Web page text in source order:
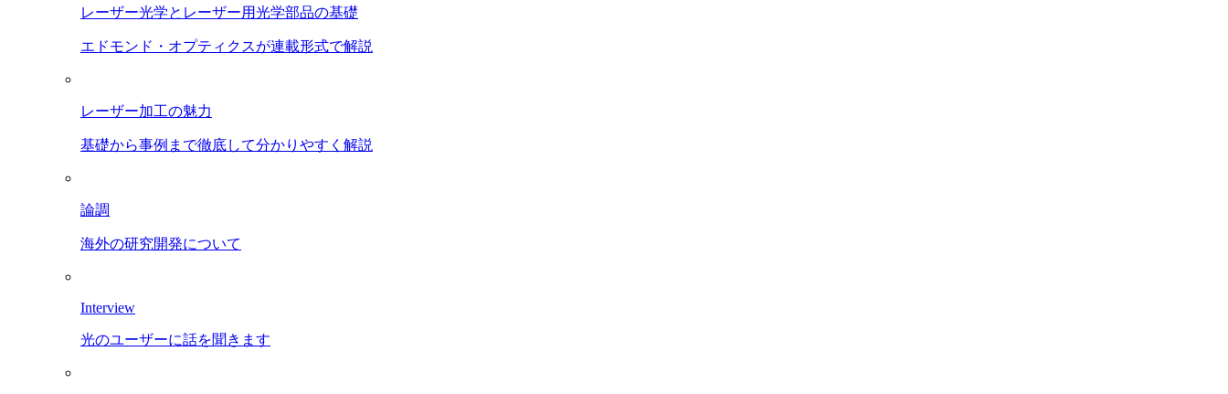
レーザー光学とレーザー用光学部品の基礎
エドモンド・オプティクスが連載形式で解説
レーザー加工の魅力
基礎から事例まで徹底して分かりやすく解説
論調
海外の研究開発について
Interview
光のユーザーに話を聞きます